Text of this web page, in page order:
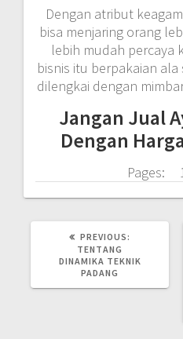
Dengan atribut
bisa menjaring orang
lebih mudah percaya
bisnis itu berpakaian
dilengkai dengan
Jangan Jual
Dengan
Pages:
PREVIOUS:
TENTANG
DINAMIKA TEKNIK
PADANG